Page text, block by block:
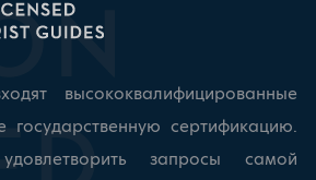
высококвалифицированные
сертификацию.
запросы самой